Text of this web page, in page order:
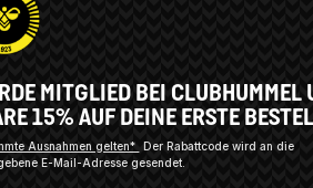
MITGLIED BEI CLUBHUMMEL
15% AUF DEINE ERSTE
Ausnahmen gelten*
Der Rabattcode wird an die
E-Mail-Adresse gesendet.